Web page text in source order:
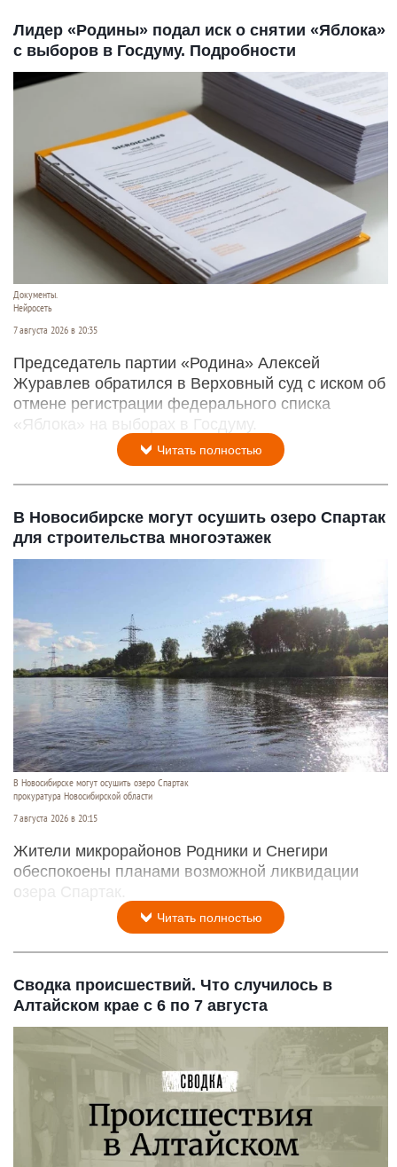
Лидер «Родины» подал иск о снятии «Яблока»
с выборов в Госдуму. Подробности
Документы.
Нейросеть
7 августа 2026 в 20:35
Председатель партии «Родина» Алексей
Журавлев обратился в Верховный суд с иском об
отмене регистрации федерального списка
«Яблока» на выборах в Госдуму.
Читать полностью
В Новосибирске могут осушить озеро Спартак
для строительства многоэтажек
В Новосибирске могут осушить озеро Спартак
прокуратура Новосибирской области
7 августа 2026 в 20:15
Жители микрорайонов Родники и Снегири
обеспокоены планами возможной ликвидации
озера Спартак.
Читать полностью
Сводка происшествий. Что случилось в
Алтайском крае с 6 по 7 августа